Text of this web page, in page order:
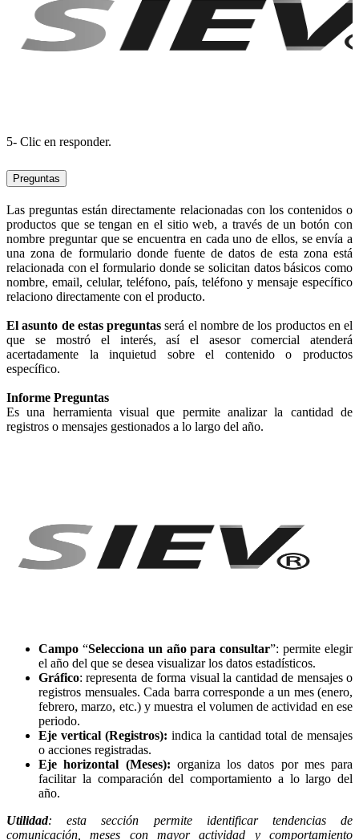
5- Clic en responder.
Preguntas
Las preguntas están directamente relacionadas con los contenidos o
productos que se tengan en el sitio web, a través de un botón con
nombre preguntar que se encuentra en cada uno de ellos, se envía a
una zona de formulario donde fuente de datos de esta zona está
relacionada con el formulario donde se solicitan datos básicos como
nombre, email, celular, teléfono, país, teléfono y mensaje específico
relaciono directamente con el producto.
El asunto de estas preguntas será el nombre de los productos en el
que se mostró el interés, así el asesor comercial atenderá
acertadamente la inquietud sobre el contenido o productos
específico.
Informe Preguntas
Es una herramienta visual que permite analizar la cantidad de
registros o mensajes gestionados a lo largo del año.
Campo “Selecciona un año para consultar”: permite elegir
el año del que se desea visualizar los datos estadísticos.
Gráfico: representa de forma visual la cantidad de mensajes o
registros mensuales. Cada barra corresponde a un mes (enero,
febrero, marzo, etc.) y muestra el volumen de actividad en ese
periodo.
Eje vertical (Registros): indica la cantidad total de mensajes
o acciones registradas.
Eje horizontal (Meses): organiza los datos por mes para
facilitar la comparación del comportamiento a lo largo del
año.
Utilidad: esta sección permite identificar tendencias de
comunicación, meses con mayor actividad y comportamiento